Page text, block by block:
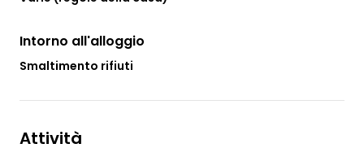
Intorno all'alloggio
Smaltimento rifiuti
Attività